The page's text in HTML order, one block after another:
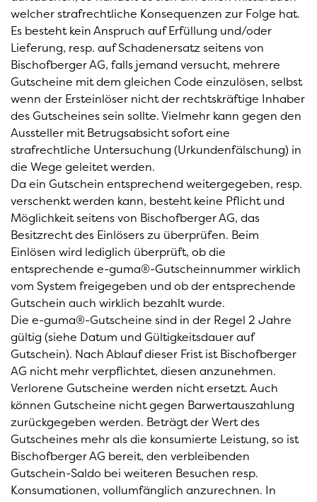
welcher strafrechtliche Konsequenzen zur Folge hat.
Es besteht kein Anspruch auf Erfüllung und/oder
Lieferung, resp. auf Schadenersatz seitens von
Bischofberger AG, falls jemand versucht, mehrere
Gutscheine mit dem gleichen Code einzulösen, selbst
wenn der Ersteinlöser nicht der rechtskräftige Inhaber
des Gutscheines sein sollte. Vielmehr kann gegen den
Aussteller mit Betrugsabsicht sofort eine
strafrechtliche Untersuchung (Urkundenfälschung) in
die Wege geleitet werden.
Da ein Gutschein entsprechend weitergegeben, resp.
verschenkt werden kann, besteht keine Pflicht und
Möglichkeit seitens von Bischofberger AG, das
Besitzrecht des Einlösers zu überprüfen. Beim
Einlösen wird lediglich überprüft, ob die
entsprechende e-guma®-Gutscheinnummer wirklich
vom System freigegeben und ob der entsprechende
Gutschein auch wirklich bezahlt wurde.
Die e-guma®-Gutscheine sind in der Regel 2 Jahre
gültig (siehe Datum und Gültigkeitsdauer auf
Gutschein). Nach Ablauf dieser Frist ist Bischofberger
AG nicht mehr verpflichtet, diesen anzunehmen.
Verlorene Gutscheine werden nicht ersetzt. Auch
können Gutscheine nicht gegen Barwertauszahlung
zurückgegeben werden. Beträgt der Wert des
Gutscheines mehr als die konsumierte Leistung, so ist
Bischofberger AG bereit, den verbleibenden
Gutschein-Saldo bei weiteren Besuchen resp.
Konsumationen, vollumfänglich anzurechnen. In